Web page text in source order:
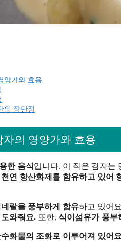
양가와 효용
의 장단점
의 영양가와 효용
한 음식입니다. 이 작은 감자는
연 항산화제를 함유하고 있어
랄을 풍부하게 함유하고 있어
와줘요. 또한, 식이섬유가 풍부
화물의 조화로 이루어져 있어